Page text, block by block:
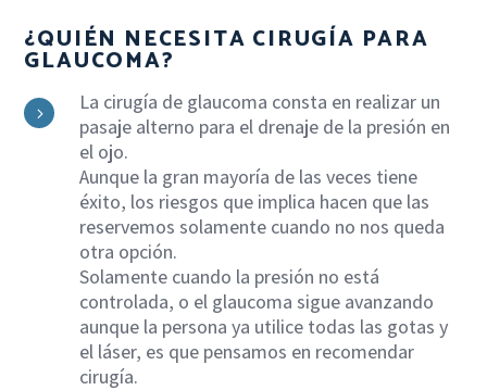
¿QUIÉN NECESITA CIRUGÍA PARA
GLAUCOMA?
5
La cirugía de glaucoma consta en realizar un
pasaje alterno para el drenaje de la presión en
el ojo.
Aunque la gran mayoría de las veces tiene
éxito, los riesgos que implica hacen que las
reservemos solamente cuando no nos queda
otra opción.
Solamente cuando la presión no está
controlada, o el glaucoma sigue avanzando
aunque la persona ya utilice todas las gotas y
el láser, es que pensamos en recomendar
cirugía.